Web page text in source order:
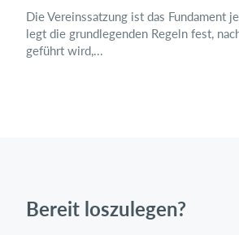
Die Vereinssatzung ist das Fundament
legt die grundlegenden Regeln fest,
geführt wird,...
Bereit loszulegen?